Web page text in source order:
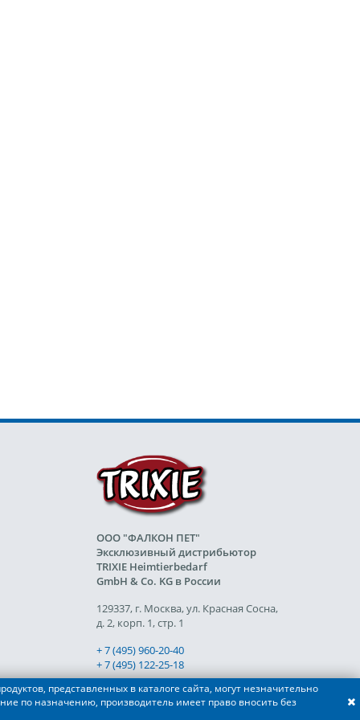
ООО "ФАЛКОН ПЕТ"
Эксклюзивный дистрибьютор
TRIXIE Heimtierbedarf
GmbH & Co. KG в России
129337, г. Москва, ул. Красная Сосна,
д. 2, корп. 1, стр. 1
+ 7 (495) 960-20-40
+ 7 (495) 122-25-18
представленных в каталоге сайта, могут незначительно
по назначению, производитель имеет право вносить без